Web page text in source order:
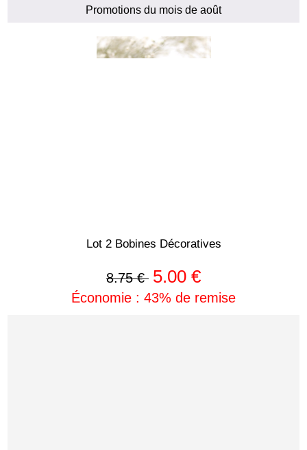
Promotions du mois de août
Lot 2 Bobines Décoratives
8.75 € 5.00 €
Économie : 43% de remise